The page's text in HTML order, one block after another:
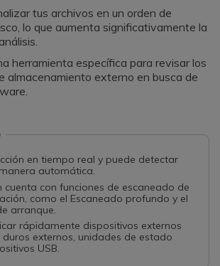
tus archivos en un orden de
lo que aumenta significativamente la
herramienta específica para revisar los
almacenamiento externo en busca de
en tiempo real y puede detectar
automática.
cuenta con funciones de escaneado de
como el Escaneado profundo y el
arranque.
rápidamente dispositivos externos
externos, unidades de estado
USB.